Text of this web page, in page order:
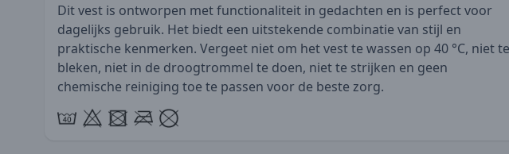
Dit vest is ontworpen met functionaliteit in gedachten en is perfect voor
dagelijks gebruik. Het biedt een uitstekende combinatie van stijl en
praktische kenmerken. Vergeet niet om het vest te wassen op 40 °C, niet te
bleken, niet in de droogtrommel te doen, niet te strijken en geen
chemische reiniging toe te passen voor de beste zorg.